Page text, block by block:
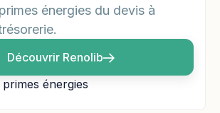
énergies du devis à
Découvrir Renolib